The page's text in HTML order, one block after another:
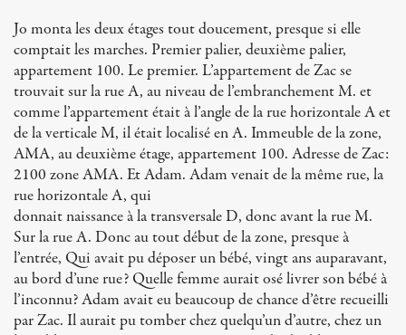
Jo monta les deux étages tout doucement, presque si elle
comptait les marches. Premier palier, deuxième palier,
appartement 100. Le premier. L’appartement de Zac se
trouvait sur la rue A, au niveau de l’embranchement M. et
comme l’appartement était à l’angle de la rue horizontale A et
de la verticale M, il était localisé en A. Immeuble de la zone,
AMA, au deuxième étage, appartement 100. Adresse de Zac:
2100 zone AMA. Et Adam. Adam venait de la même rue, la
rue horizontale A, qui
donnait naissance à la transversale D, donc avant la rue M.
Sur la rue A. Donc au tout début de la zone, presque à
l’entrée, Qui avait pu déposer un bébé, vingt ans auparavant,
au bord d’une rue? Quelle femme aurait osé livrer son bébé à
l’inconnu? Adam avait eu beaucoup de chance d’être recueilli
par Zac. Il aurait pu tomber chez quelqu’un d’autre, chez un